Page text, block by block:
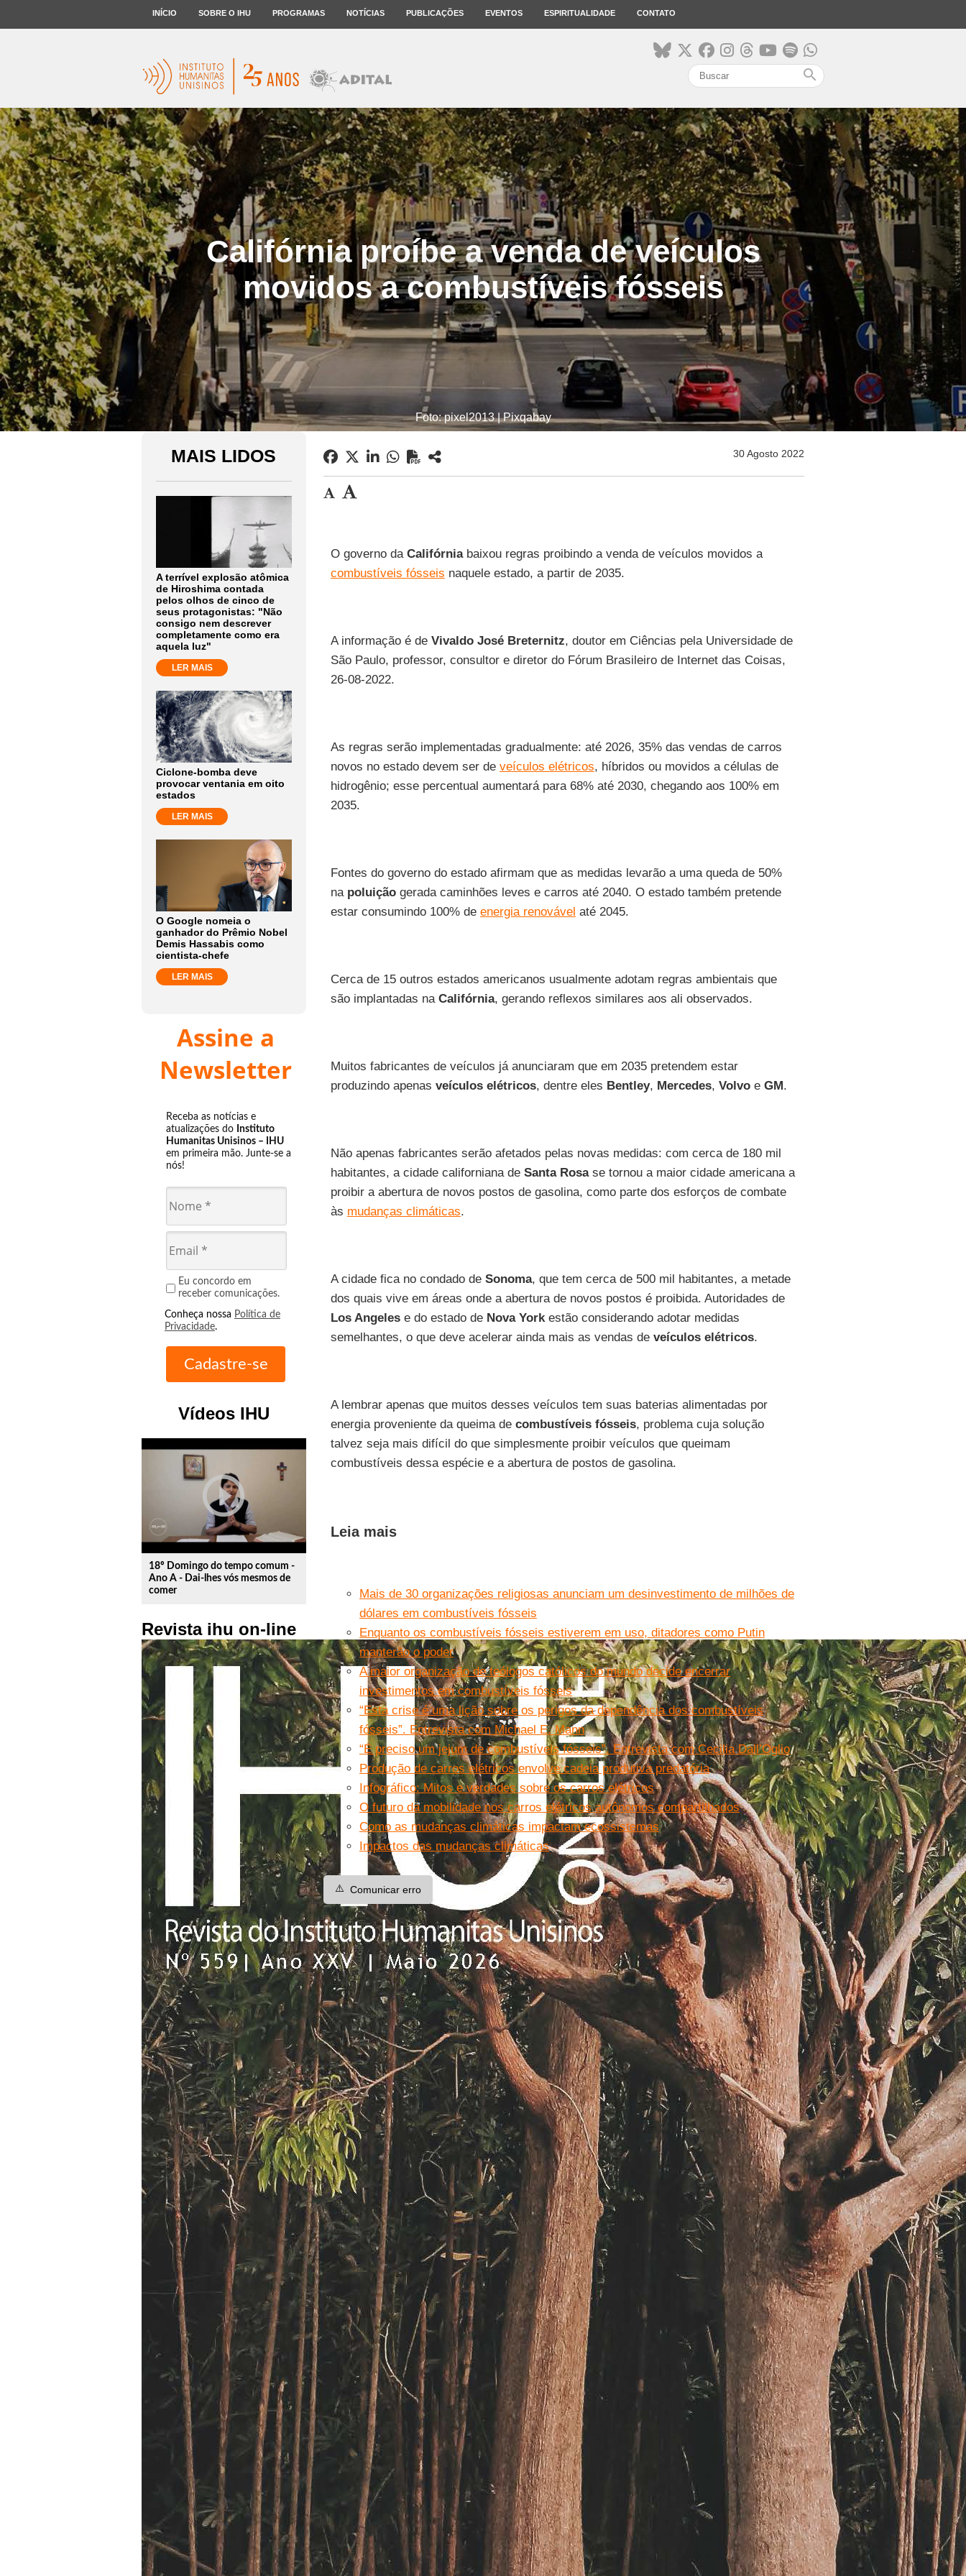
INÍCIO SOBRE O IHU PROGRAMAS NOTÍCIAS PUBLICAÇÕES EVENTOS ESPIRITUALIDADE CONTATO
search
Califórnia proíbe a venda de veículos
movidos a combustíveis fósseis
Foto: pixel2013 | Pixqabay
MAIS LIDOS
A terrível explosão atômica
de Hiroshima contada
pelos olhos de cinco de
seus protagonistas: "Não
consigo nem descrever
completamente como era
aquela luz"
LER MAIS
Ciclone-bomba deve
provocar ventania em oito
estados
LER MAIS
O Google nomeia o
ganhador do Prêmio Nobel
Demis Hassabis como
cientista-chefe
LER MAIS
Assine a
Newsletter
Receba as notícias e
atualizações do Instituto
Humanitas Unisinos – IHU
em primeira mão. Junte-se a
nós!
Eu concordo em
receber comunicações.
Conheça nossa Política de
Privacidade.
Vídeos IHU
play_circle_outline
18º Domingo do tempo comum -
Ano A - Dai-lhes vós mesmos de
comer
Revista ihu on-line
30 Agosto 2022
O governo da Califórniabaixou regras proibindo a venda de veículos movidos a
combustíveis fósseis naquele estado, a partir de 2035.
A informação é de Vivaldo José Breternitz, doutor em Ciências pela Universidade de
São Paulo, professor, consultor e diretor do Fórum Brasileiro de Internet das Coisas,
26-08-2022.
As regras serão implementadas gradualmente: até 2026, 35% das vendas de carros
novos no estado devem ser de veículos elétricos, híbridos ou movidos a células de
hidrogênio; esse percentual aumentará para 68% até 2030, chegando aos 100% em
2035.
Fontes do governo do estado afirmam que as medidas levarão a uma queda de 50%
na poluiçãogerada caminhões leves e carros até 2040. O estado também pretende
estar consumindo 100% de energia renovável até 2045.
Cerca de 15 outros estados americanos usualmente adotam regras ambientais que
são implantadas na Califórnia, gerando reflexos similares aos ali observados.
Muitos fabricantes de veículos já anunciaram que em 2035 pretendem estar
produzindo apenas veículos elétricos, dentre eles Bentley, Mercedes, Volvoe GM.
Não apenas fabricantes serão afetados pelas novas medidas: com cerca de 180 mil
habitantes, a cidade californiana de Santa Rosase tornou a maior cidade americana a
proibir a abertura de novos postos de gasolina, como parte dos esforços de combate
às mudanças climáticas.
A cidade fica no condado de Sonoma, que tem cerca de 500 mil habitantes, a metade
dos quais vive em áreas onde a abertura de novos postos é proibida. Autoridades de
Los Angelese do estado de Nova Yorkestão considerando adotar medidas
semelhantes, o que deve acelerar ainda mais as vendas de veículos elétricos.
A lembrar apenas que muitos desses veículos tem suas baterias alimentadas por
energia proveniente da queima de combustíveis fósseis, problema cuja solução
talvez seja mais difícil do que simplesmente proibir veículos que queimam
combustíveis dessa espécie e a abertura de postos de gasolina.
Leia mais
Mais de 30 organizações religiosas anunciam um desinvestimento de milhões de
dólares em combustíveis fósseis
Enquanto os combustíveis fósseis estiverem em uso, ditadores como Putin
manterão o poder
A maior organização de teólogos católicos do mundo decide encerrar
investimentos em combustíveis fósseis
“Esta crise é uma lição sobre os perigos da dependência dos combustíveis
fósseis”. Entrevista com Michael E. Mann
“É preciso um jejum de combustíveis fósseis”. Entrevista com Cecilia Dall’Oglio
Produção de carros elétricos envolve cadeia produtiva predatória
Infográfico: Mitos e verdades sobre os carros elétricos
O futuro da mobilidade nos carros elétricos autônomos compartilhados
Como as mudanças climáticas impactam ecossistemas
Impactos das mudanças climáticas
⚠️ Comunicar erro